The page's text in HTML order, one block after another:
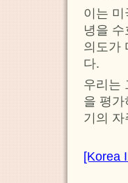
이는
녕을
의도가
다.
우리는
을 평
기의
[Korea